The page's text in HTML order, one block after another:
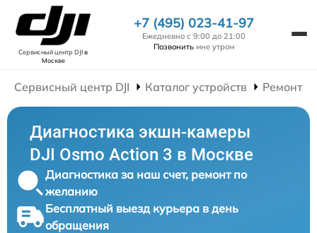
Сервисный центр DJIв
Москве
+7 (495) 023-41-97
Ежедневно с 9:00 до 21:00
Позвонить мне утром
Сервисный центр DJI Каталог устройств Ремонт
Диагностика экшн-камеры
DJI Osmo Action 3 в Москве
Диагностика за наш счет, ремонт по
желанию
Бесплатный выезд курьера в день
обращения